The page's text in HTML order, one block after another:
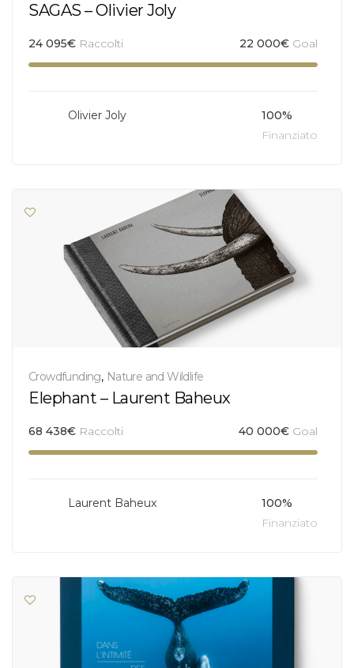
SAGAS – Olivier Joly
24 095€ Raccolti 22 000€ Goal
Olivier Joly
100%
Finanziato
Crowdfunding, Nature and Wildlife
Elephant – Laurent Baheux
68 438€ Raccolti 40 000€ Goal
Laurent Baheux
100%
Finanziato